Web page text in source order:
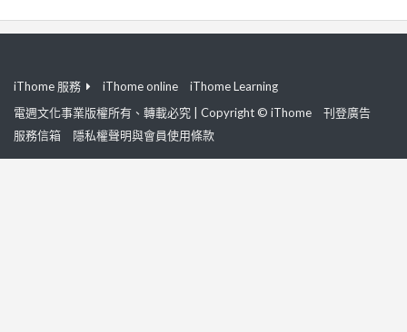
iThome 服務 iThome online
iThome Learning
電週文化事業版權所有、轉載必究 | Copyright © iThome
刊登廣告
服務信箱
隱私權聲明與會員使用條款